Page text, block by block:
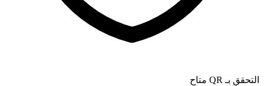
التحقق بـ QR متاح